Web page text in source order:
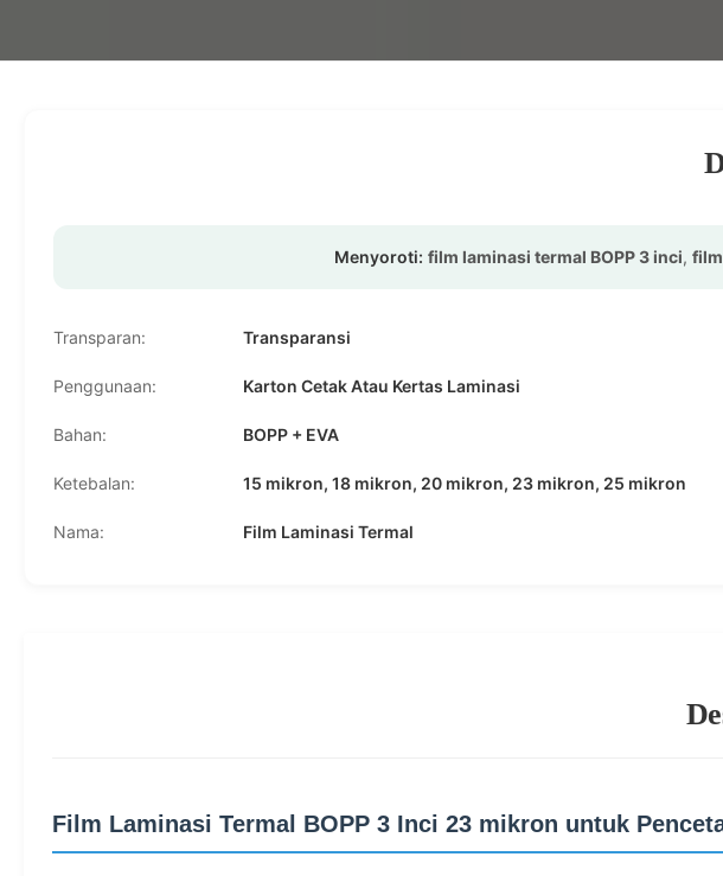
Menyoroti: film laminasi termal BOPP 3 inci,
Transparan: Transparansi
Penggunaan: Karton Cetak Atau Kertas Laminasi
Bahan: BOPP + EVA
Ketebalan: 15 mikron, 18 mikron, 20 mikron, 23 mikron, 25 mikron
Nama: Film Laminasi Termal
Film Laminasi Termal BOPP 3 Inci 23 mikron untuk